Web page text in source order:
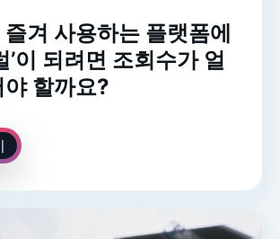
겨 사용하는 플랫폼에
’이 되려면 조회수가 얼
할까요?